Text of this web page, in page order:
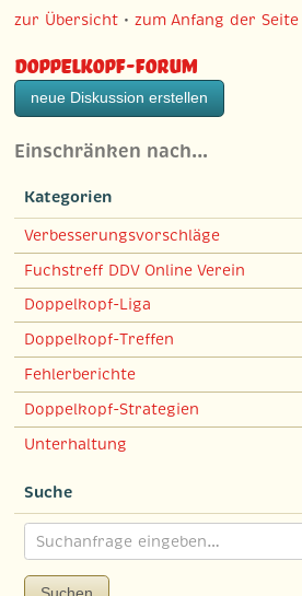
zur Übersicht •zum Anfang der Seite
Doppelkopf-Forum
neue Diskussion erstellen
Einschränken nach…
Kategorien
Verbesserungsvorschläge
Fuchstreff DDV Online Verein
Doppelkopf-Liga
Doppelkopf-Treffen
Fehlerberichte
Doppelkopf-Strategien
Unterhaltung
Suche